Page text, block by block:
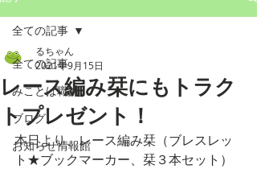
全ての記事
みことば職人
ブログ
お知らせ情報館
全ての記事
レース編み栞にもトラク
トプレゼント！
るちゃん
2021年9月15日
本日より、レース編み栞（ブレスレッ
ト★ブックマーカー、栞３本セット）